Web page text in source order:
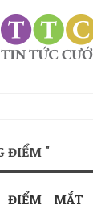
ĐIỂM "
ĐIỂM MẮT